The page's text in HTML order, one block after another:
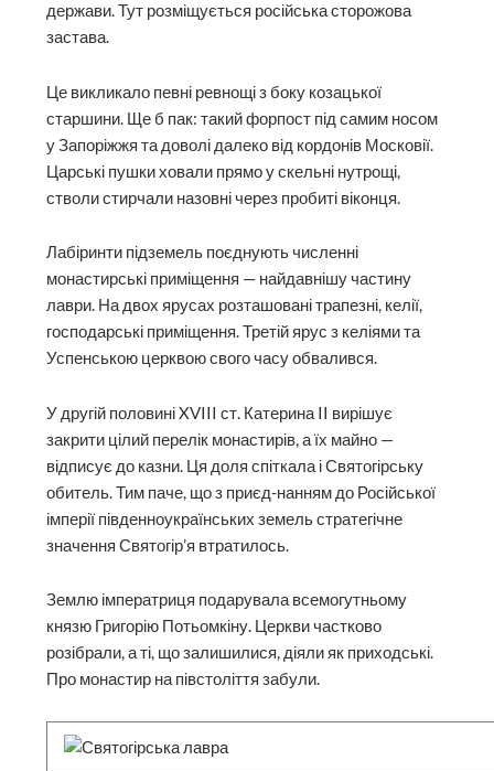
держави. Тут розміщується російська сторожова
застава.
Це викликало певні ревнощі з боку козацької
старшини. Ще б пак: такий форпост під самим носом
у Запоріжжя та доволі далеко від кордонів Московії.
Царські пушки ховали прямо у скельні нутрощі,
стволи стирчали назовні через пробиті віконця.
Лабіринти підземель поєднують численні
монастирські приміщення — найдавнішу частину
лаври. На двох ярусах розташовані трапезні, келії,
господарські приміщення. Третій ярус з келіями та
Успенською церквою свого часу обвалився.
У другій половині XVIII ст. Катерина II вирішує
закрити цілий перелік монастирів, а їх майно —
відписує до казни. Ця доля спіткала і Святогірську
обитель. Тим паче, що з приєд-нанням до Російської
імперії південноукраїнських земель стратегічне
значення Святогір’я втратилось.
Землю імператриця подарувала всемогутньому
князю Григорію Потьомкіну. Церкви частково
розібрали, а ті, що залишилися, діяли як приходські.
Про монастир на півстоліття забули.